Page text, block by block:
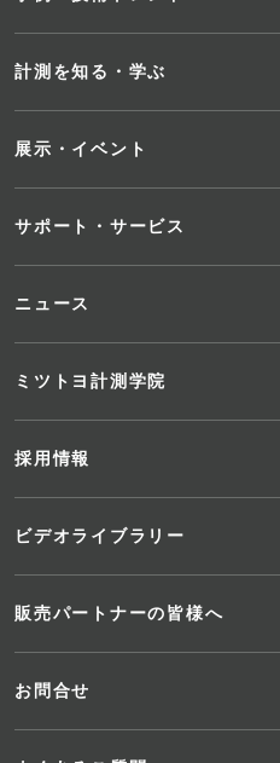
ー
メ
ュ
ー
計測を知る・学ぶ
展示・イベント
サポート・サービス
ニュース
ミツトヨ計測学院
採用情報
ビデオライブラリー
販売パートナーの皆様へ
お問合せ